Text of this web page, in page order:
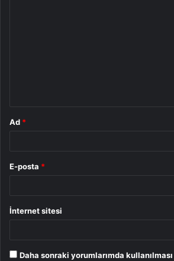
Ad *
E-posta *
İnternet sitesi
Daha sonraki yorumlarımda